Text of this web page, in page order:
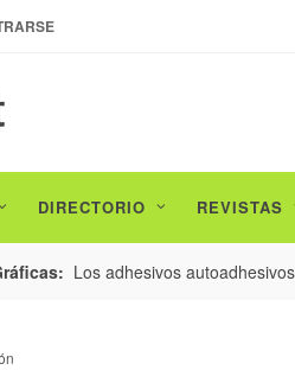
DIRECTORIO REVISTAS
de Los adhesivos